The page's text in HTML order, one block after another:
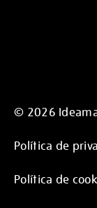
© 2026
Política de
Política de